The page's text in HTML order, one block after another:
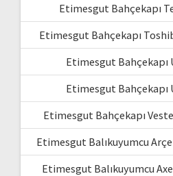
Etimesgut Bahçekapı
Etimesgut Bahçekapı
Etimesgut Bahçekapı
Etimesgut Bahçekapı
Etimesgut Bahçekapı
Etimesgut Balıkuyumcu
Etimesgut Balıkuyumcu